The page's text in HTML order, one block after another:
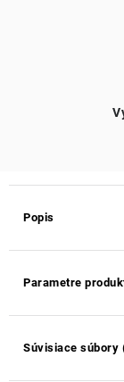
Popis
Parametre
Súvisiace súbory